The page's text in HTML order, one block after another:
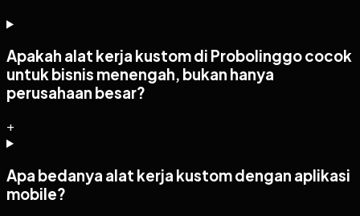
Apakah alat kerja kustom di Probolinggo cocok
untuk bisnis menengah, bukan hanya
perusahaan besar?
+
Apa bedanya alat kerja kustom dengan aplikasi
mobile?